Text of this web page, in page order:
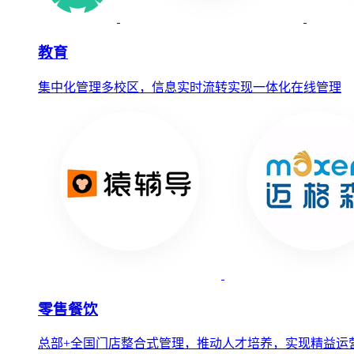
教育
集中化管理多校区，信息实时流转实现一体化在线管理
零售餐饮
总部+全国门店整合式管理，推动人才培养，实现精益运